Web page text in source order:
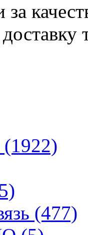
за
(1922)
(477)